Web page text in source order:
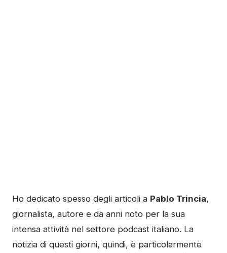
Ho dedicato spesso degli articoli a Pablo Trincia,
giornalista, autore e da anni noto per la sua
intensa attività nel settore podcast italiano. La
notizia di questi giorni, quindi, è particolarmente